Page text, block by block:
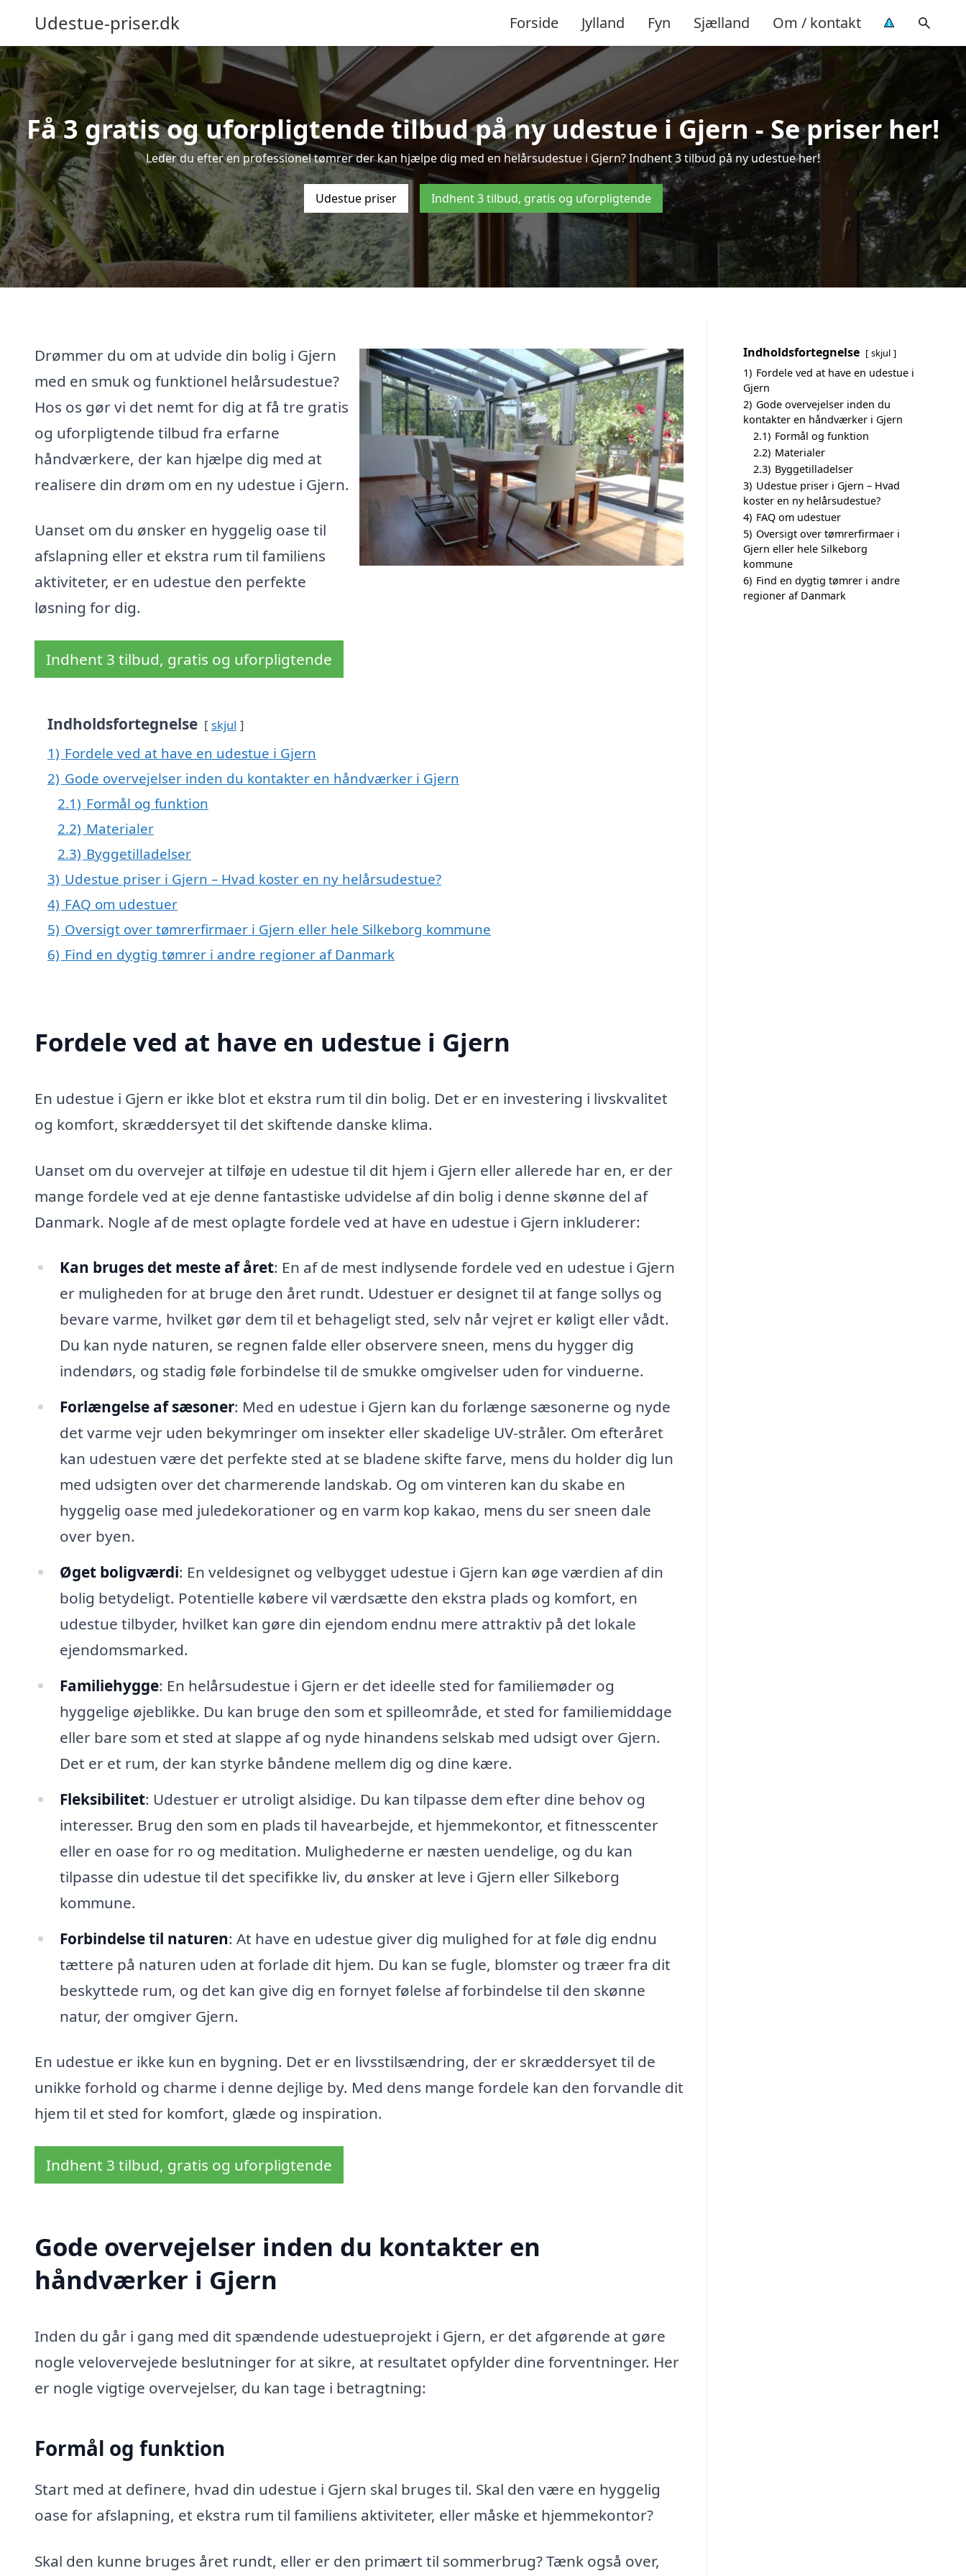
Udestue-priser.dk Forside Jylland Fyn Sjælland Om / kontakt
Få 3 gratis og uforpligtende tilbud på ny udestue i Gjern - Se priser her!
Leder du efter en professionel tømrer der kan hjælpe dig med en helårsudestue i Gjern? Indhent 3 tilbud på ny udestue her!
Udestue priser Indhent 3 tilbud, gratis og uforpligtende
Drømmer du om at udvide din bolig i Gjern
med en smuk og funktionel helårsudestue?
Hos os gør vi det nemt for dig at få tre gratis
og uforpligtende tilbud fra erfarne
håndværkere, der kan hjælpe dig med at
realisere din drøm om en ny udestue i Gjern.
Uanset om du ønsker en hyggelig oase til
afslapning eller et ekstra rum til familiens
aktiviteter, er en udestue den perfekte
løsning for dig.
Indhent 3 tilbud, gratis og uforpligtende
Indholdsfortegnelse skjul
1) Fordele ved at have en udestue i Gjern
2) Gode overvejelser inden du kontakter en håndværker i Gjern
2.1) Formål og funktion
2.2) Materialer
2.3) Byggetilladelser
3) Udestue priser i Gjern – Hvad koster en ny helårsudestue?
4) FAQ om udestuer
5) Oversigt over tømrerfirmaer i Gjern eller hele Silkeborg kommune
6) Find en dygtig tømrer i andre regioner af Danmark
Fordele ved at have en udestue i Gjern
En udestue i Gjern er ikke blot et ekstra rum til din bolig. Det er en investering i livskvalitet
og komfort, skræddersyet til det skiftende danske klima.
Uanset om du overvejer at tilføje en udestue til dit hjem i Gjern eller allerede har en, er der
mange fordele ved at eje denne fantastiske udvidelse af din bolig i denne skønne del af
Danmark. Nogle af de mest oplagte fordele ved at have en udestue i Gjern inkluderer:
Kan bruges det meste af året: En af de mest indlysende fordele ved en udestue i Gjern
er muligheden for at bruge den året rundt. Udestuer er designet til at fange sollys og
bevare varme, hvilket gør dem til et behageligt sted, selv når vejret er køligt eller vådt.
Du kan nyde naturen, se regnen falde eller observere sneen, mens du hygger dig
indendørs, og stadig føle forbindelse til de smukke omgivelser uden for vinduerne.
Forlængelse af sæsoner: Med en udestue i Gjern kan du forlænge sæsonerne og nyde
det varme vejr uden bekymringer om insekter eller skadelige UV-stråler. Om efteråret
kan udestuen være det perfekte sted at se bladene skifte farve, mens du holder dig lun
med udsigten over det charmerende landskab. Og om vinteren kan du skabe en
hyggelig oase med juledekorationer og en varm kop kakao, mens du ser sneen dale
over byen.
Øget boligværdi: En veldesignet og velbygget udestue i Gjern kan øge værdien af din
bolig betydeligt. Potentielle købere vil værdsætte den ekstra plads og komfort, en
udestue tilbyder, hvilket kan gøre din ejendom endnu mere attraktiv på det lokale
ejendomsmarked.
Familiehygge: En helårsudestue i Gjern er det ideelle sted for familiemøder og
hyggelige øjeblikke. Du kan bruge den som et spilleområde, et sted for familiemiddage
eller bare som et sted at slappe af og nyde hinandens selskab med udsigt over Gjern.
Det er et rum, der kan styrke båndene mellem dig og dine kære.
Fleksibilitet: Udestuer er utroligt alsidige. Du kan tilpasse dem efter dine behov og
interesser. Brug den som en plads til havearbejde, et hjemmekontor, et fitnesscenter
eller en oase for ro og meditation. Mulighederne er næsten uendelige, og du kan
tilpasse din udestue til det specifikke liv, du ønsker at leve i Gjern eller Silkeborg
kommune.
Forbindelse til naturen: At have en udestue giver dig mulighed for at føle dig endnu
tættere på naturen uden at forlade dit hjem. Du kan se fugle, blomster og træer fra dit
beskyttede rum, og det kan give dig en fornyet følelse af forbindelse til den skønne
natur, der omgiver Gjern.
En udestue er ikke kun en bygning. Det er en livsstilsændring, der er skræddersyet til de
unikke forhold og charme i denne dejlige by. Med dens mange fordele kan den forvandle dit
hjem til et sted for komfort, glæde og inspiration.
Indhent 3 tilbud, gratis og uforpligtende
Gode overvejelser inden du kontakter en
håndværker i Gjern
Inden du går i gang med dit spændende udestueprojekt i Gjern, er det afgørende at gøre
nogle velovervejede beslutninger for at sikre, at resultatet opfylder dine forventninger. Her
er nogle vigtige overvejelser, du kan tage i betragtning:
Formål og funktion
Start med at definere, hvad din udestue i Gjern skal bruges til. Skal den være en hyggelig
oase for afslapning, et ekstra rum til familiens aktiviteter, eller måske et hjemmekontor?
Skal den kunne bruges året rundt, eller er den primært til sommerbrug? Tænk også over,
Indholdsfortegnelse skjul
1) Fordele ved at have en udestue i
Gjern
2) Gode overvejelser inden du
kontakter en håndværker i Gjern
2.1) Formål og funktion
2.2) Materialer
2.3) Byggetilladelser
3) Udestue priser i Gjern – Hvad
koster en ny helårsudestue?
4) FAQ om udestuer
5) Oversigt over tømrerfirmaer i
Gjern eller hele Silkeborg
kommune
6) Find en dygtig tømrer i andre
regioner af Danmark